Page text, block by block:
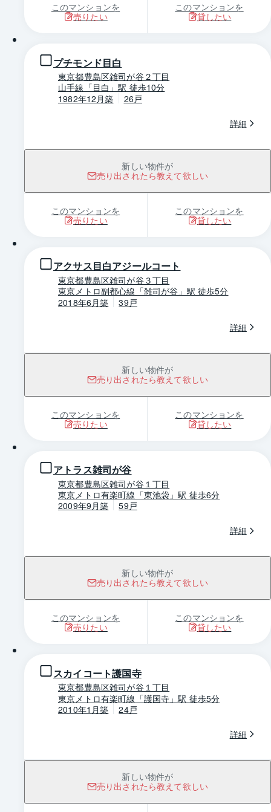
このマンションを
売りたい
このマンションを
貸したい
プチモンド目白
東京都豊島区雑司が谷２丁目
山手線「目白」駅 徒歩10分
1982年12月築
26戸
詳細
新しい物件が
売り出されたら教えて欲しい
このマンションを
売りたい
このマンションを
貸したい
アクサス目白アジールコート
東京都豊島区雑司が谷３丁目
東京メトロ副都心線「雑司が谷」駅 徒歩5分
2018年6月築
39戸
詳細
新しい物件が
売り出されたら教えて欲しい
このマンションを
売りたい
このマンションを
貸したい
アトラス雑司が谷
東京都豊島区雑司が谷１丁目
東京メトロ有楽町線「東池袋」駅 徒歩6分
2009年9月築
59戸
詳細
新しい物件が
売り出されたら教えて欲しい
このマンションを
売りたい
このマンションを
貸したい
スカイコート護国寺
東京都豊島区雑司が谷１丁目
東京メトロ有楽町線「護国寺」駅 徒歩5分
2010年1月築
24戸
詳細
新しい物件が
売り出されたら教えて欲しい